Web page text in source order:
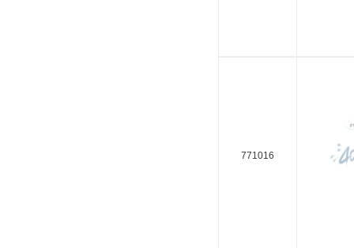
771016